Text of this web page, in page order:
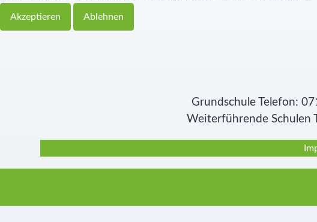
Grundschule Telefon:
Weiterführende Schulen
Akzeptieren Ablehnen